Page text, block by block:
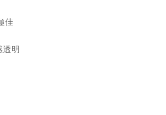
佳
透明